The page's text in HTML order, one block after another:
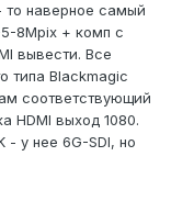
то наверное самый
8Mpix + комп с
вывести. Все
типа Blackmagic
соответствующий
HDMI выход 1080.
- у нее 6G-SDI, но